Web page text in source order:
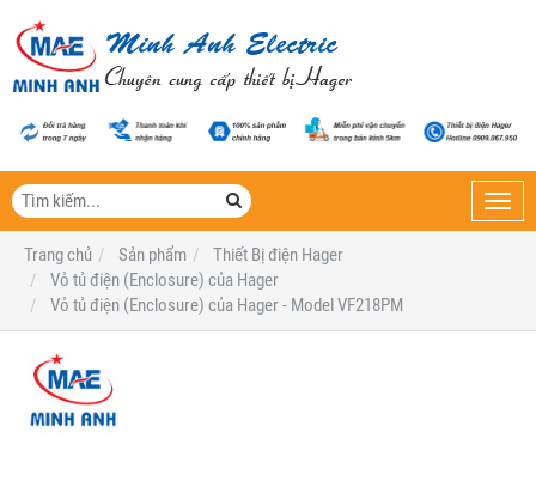
Trang chủ
Sản phẩm
Thiết Bị điện Hager
Vỏ tủ điện (Enclosure) của Hager
Vỏ tủ điện (Enclosure) của Hager - Model VF218PM